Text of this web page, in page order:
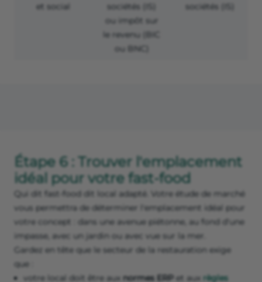
et social
sociétés (IS)
ou impôt sur
le revenu (BIC
ou BNC)
sociétés (IS)
Étape 6 : Trouver l'emplacement
idéal pour votre fast-food
Qui dit fast-food dit local adapté. Votre étude de marché
vous permettra de déterminer l'emplacement idéal pour
votre concept : dans une avenue piétonne, au fond d'une
impasse, avec un jardin ou avec vue sur la mer.
Gardez en tête que le secteur de la restauration exige
que :
votre local doit être aux normes ERP et aux règles